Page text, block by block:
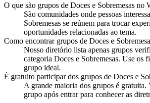
O que são grupos de Doces e Sobremesas no
São comunidades onde pessoas
Sobremesas se reúnem para trocar
oportunidades relacionadas ao tema.
Como encontrar grupos de Doces e
Nosso diretório lista apenas grupos
categoria Doces e Sobremesas. Use os
grupo ideal.
É gratuito participar dos grupos de Doces e
A grande maioria dos grupos é gratuita.
grupo após entrar para conhecer as